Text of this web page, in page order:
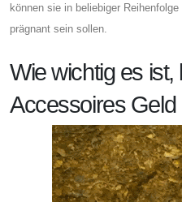
können sie in beliebiger
prägnant sein sollen.
Wie wichtig es
Accessoires